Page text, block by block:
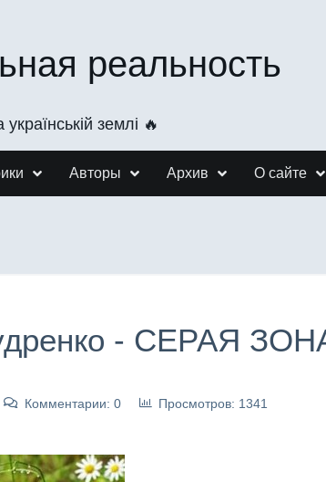
реальность
землі 🔥
Авторы Архив О сайте
- СЕРАЯ
Комментарии: 0 Просмотров: 1341